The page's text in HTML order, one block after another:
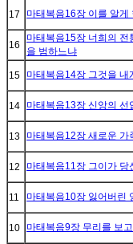
17 마태복음16장 이를 알게
16
마태복음15장 너희의 전
을 범하느냐
15 마태복음14장 그것을 내
14 마태복음13장 신앙의 선
13 마태복음12장 새로운 가
12 마태복음11장 그이가 당
11 마태복음10장 잃어버린
10 마태복음9장 무리를 보